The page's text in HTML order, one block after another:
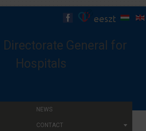
NEWS
CONTACT
Directorate General for
Hospitals